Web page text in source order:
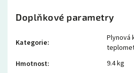
Doplňkové parametry
Kategorie:
Plynová
Hmotnost:
9.4 kg